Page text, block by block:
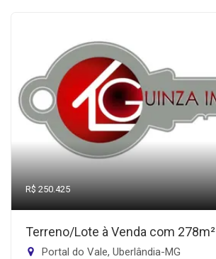
R$ 250.425
Terreno/Lote à Venda com 278m²
Portal do Vale, Uberlândia-MG